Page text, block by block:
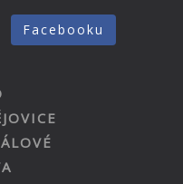
Facebooku